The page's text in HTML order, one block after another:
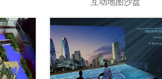
互动地图沙盘